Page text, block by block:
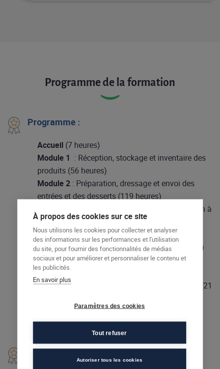
Programme de la formation
Programme :
Accueil (7 heures)
Module 1 : Réception, stockage et inventaire des
produits (56 heures)
Module 2 : Préparation, dressage et envoi des
entrées et des desserts (119 heures)
: Préparation, dressage et participation à
l’envoi des plats chauds (119 heures)
Module 4 : Nettoyage et remise en état des
matériels, postes de travail et locaux (35 heures)
Module 5 :Gestion durable et responsable en
cuisine (21 heures)
Module 6 : Communication et travail en équipe (21
: Stage pratique en entreprise (180
heures)
Techniques de recherche
d'emploi : (21 h)
À propos des cookies sur ce site
Nous utilisons les cookies pour collecter et analyser
des informations sur les performances et l'utilisation
du site, pour fournir des fonctionnalités de médias
sociaux et pour améliorer et personnaliser le contenu et
les publicités.
En savoir plus
Paramètres des cookies
Tout refuser
Autoriser tous les cookies